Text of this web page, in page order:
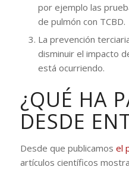
por ejemplo las
de pulmón con TCBD.
La prevención
disminuir el impacto
está ocurriendo.
¿QUÉ HA
DESDE
Desde que publicamos el
artículos científicos